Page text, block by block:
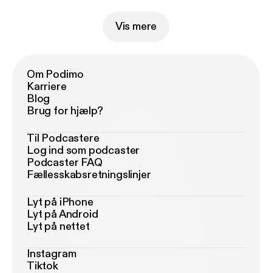
Vis mere
Om Podimo
Karriere
Blog
Brug for hjælp?
Til Podcastere
Log ind som podcaster
Podcaster FAQ
Fællesskabsretningslinjer
Lyt på iPhone
Lyt på Android
Lyt på nettet
Instagram
Tiktok